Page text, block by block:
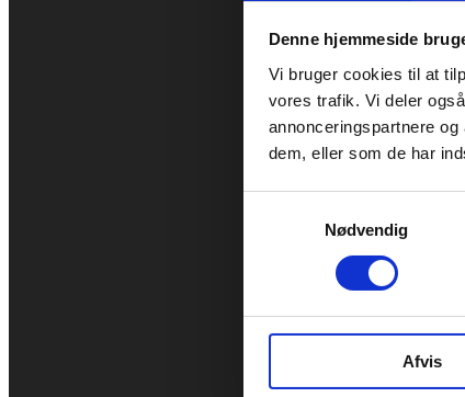
Denne hjemmeside
Vi bruger cookies til at
vores trafik. Vi deler
annonceringspartnere
dem, eller som de har
Nødvendig
Afvis